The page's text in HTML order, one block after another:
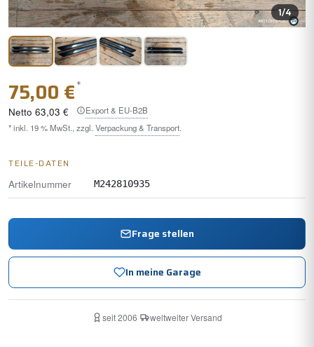
1/4
75,00 €*
Netto 63,03 €
Export & EU-B2B
* inkl. 19 % MwSt., zzgl. Verpackung & Transport.
TEILE-DATEN
Artikelnummer
M242810935
Frage stellen
In meine Garage
seit 2006· weltweiter Versand